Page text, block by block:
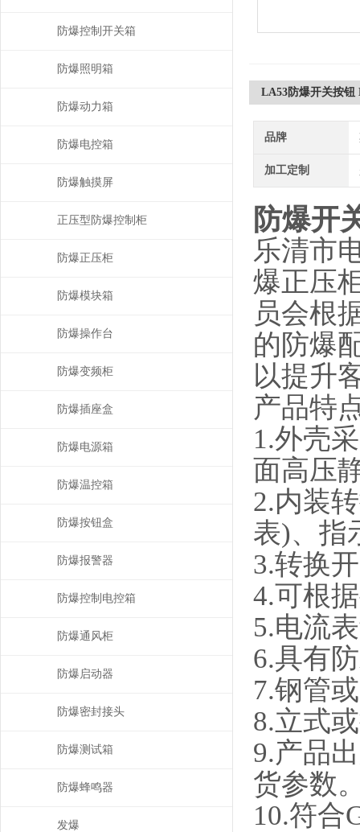
LA53防爆开关按钮
品牌
加工定制
防爆开
乐清市
爆正压
员会根
的防爆
以提升
产品特
1.外壳
面高压
2.内装
表)、指
3.转换
4.可根
5.电流
6.具有
7.钢管
8.立式
9.产品
货参数
10.符合
防爆控制开关箱
防爆照明箱
防爆动力箱
防爆电控箱
防爆触摸屏
正压型防爆控制柜
防爆正压柜
防爆模块箱
防爆操作台
防爆变频柜
防爆插座盒
防爆电源箱
防爆温控箱
防爆按钮盒
防爆报警器
防爆控制电控箱
防爆通风柜
防爆启动器
防爆密封接头
防爆测试箱
防爆蜂鸣器
发爆